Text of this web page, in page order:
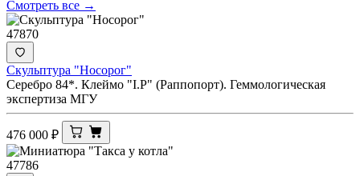
Смотреть все →
47870
Скульптура "Носорог"
Серебро 84*. Клеймо "I.Р" (Раппопорт). Геммологическая
экспертиза МГУ
476 000 ₽
47786